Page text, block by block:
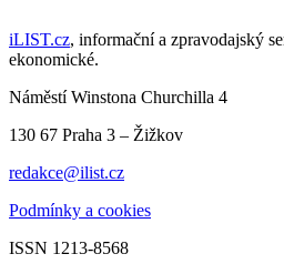
iLIST.cz, informační a zpravodajský
ekonomické.
Náměstí Winstona Churchilla 4
130 67 Praha 3 – Žižkov
redakce@ilist.cz
Podmínky a cookies
ISSN 1213-8568